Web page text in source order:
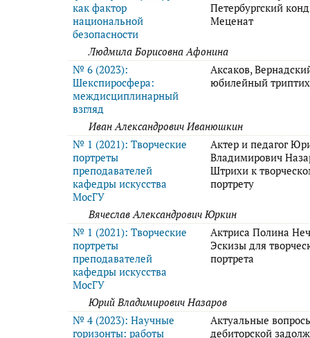
как фактор
национальной
безопасности
Петербургский
Меценат
Людмила Борисовна Афонина
№ 6 (2023):
Шекспиросфера:
междисциплинарный
взгляд
Аксаков,
юбилейный
Иван Александрович Иванюшкин
№ 1 (2021): Творческие
портреты
преподавателей
кафедры искусства
МосГУ
Актер и педагог
Владимирович
Штрихи к
портрету
Вячеслав Александрович Юркин
№ 1 (2021): Творческие
портреты
преподавателей
кафедры искусства
МосГУ
Актриса Полина
Эскизы для
портрета
Юрий Владимирович Назаров
№ 4 (2023): Научные
горизонты: работы
Актуальные
дебиторской